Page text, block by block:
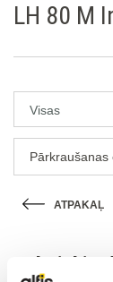
LH 80 M
Visas
Pārkraušanas
ATPAKAĻ
Tehniskie